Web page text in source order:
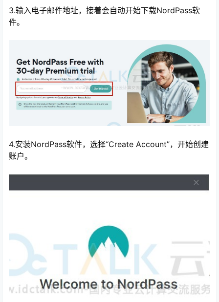
3.输入电子邮件地址，接着会自动开始下载NordPass软
件。
4.安装NordPass软件，选择“Create Account”，开始创建
账户。